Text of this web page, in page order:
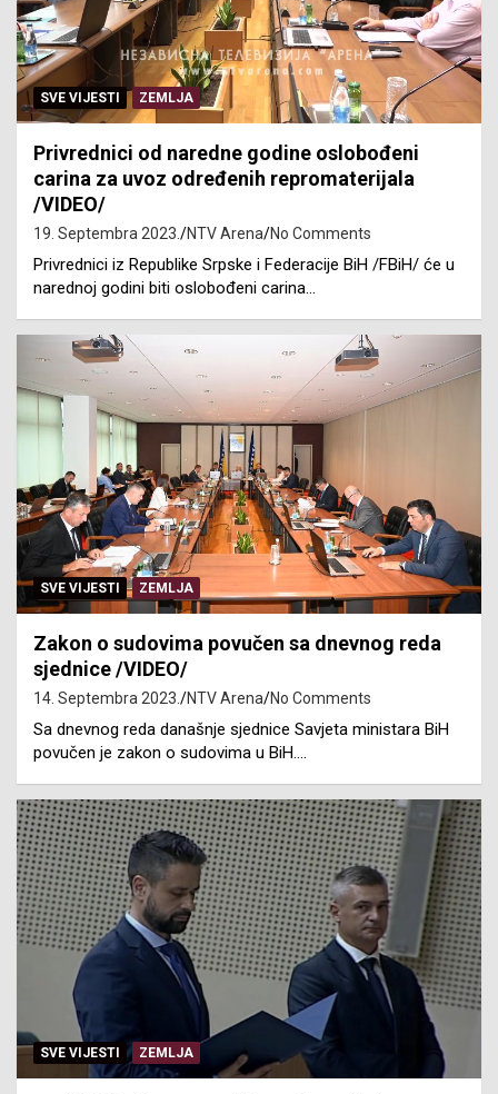
SVE VIJESTI ZEMLJA
Privrednici od naredne godine oslobođeni
carina za uvoz određenih repromaterijala
/VIDEO/
19. Septembra 2023. NTV Arena No Comments
Privrednici iz Republike Srpske i Federacije BiH /FBiH/ će u
narednoj godini biti oslobođeni carina…
SVE VIJESTI ZEMLJA
Zakon o sudovima povučen sa dnevnog reda
sjednice /VIDEO/
14. Septembra 2023. NTV Arena No Comments
Sa dnevnog reda današnje sjednice Savjeta ministara BiH
povučen je zakon o sudovima u BiH.…
SVE VIJESTI ZEMLJA